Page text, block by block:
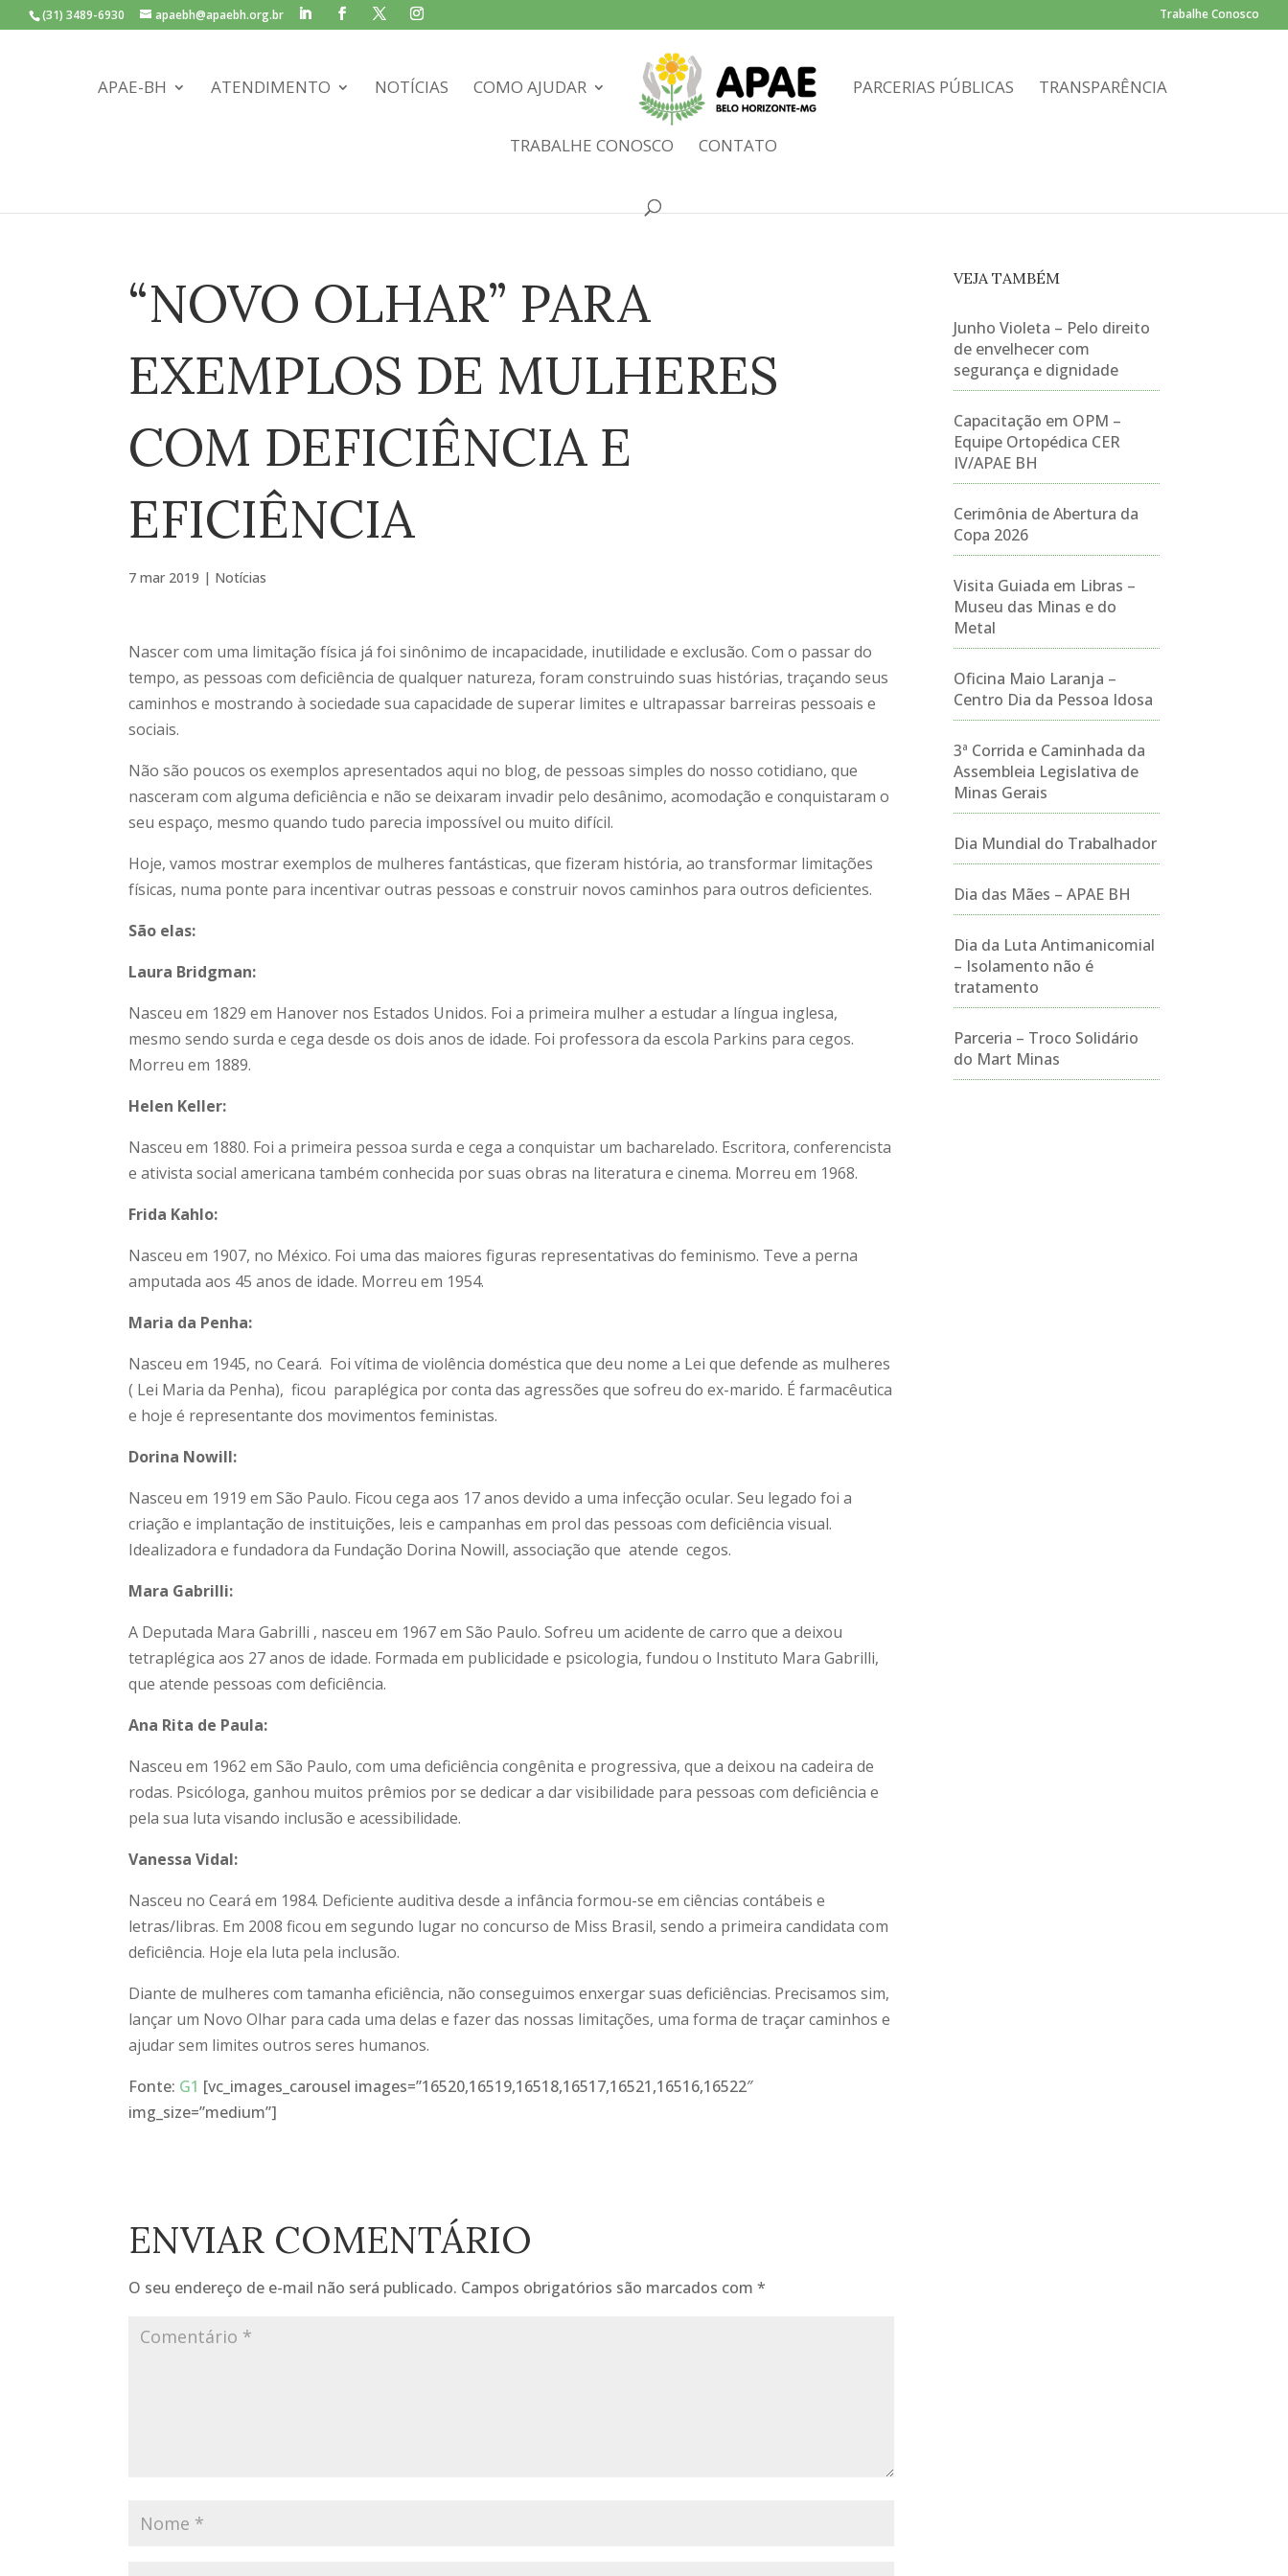
(31) 3489-6930 apaebh@apaebh.org.br Trabalhe Conosco
APAE-BH ATENDIMENTO NOTÍCIAS COMO AJUDAR PARCERIAS PÚBLICAS TRANSPARÊNCIA
TRABALHE CONOSCO CONTATO
“NOVO OLHAR” PARA
EXEMPLOS DE MULHERES
COM DEFICIÊNCIA E
EFICIÊNCIA
7 mar 2019 | Notícias
Nascer com uma limitação física já foi sinônimo de incapacidade, inutilidade e exclusão. Com o passar do
tempo, as pessoas com deficiência de qualquer natureza, foram construindo suas histórias, traçando seus
caminhos e mostrando à sociedade sua capacidade de superar limites e ultrapassar barreiras pessoais e
sociais.
Não são poucos os exemplos apresentados aqui no blog, de pessoas simples do nosso cotidiano, que
nasceram com alguma deficiência e não se deixaram invadir pelo desânimo, acomodação e conquistaram o
seu espaço, mesmo quando tudo parecia impossível ou muito difícil.
Hoje, vamos mostrar exemplos de mulheres fantásticas, que fizeram história, ao transformar limitações
físicas, numa ponte para incentivar outras pessoas e construir novos caminhos para outros deficientes.
São elas:
Laura Bridgman:
Nasceu em 1829 em Hanover nos Estados Unidos. Foi a primeira mulher a estudar a língua inglesa,
mesmo sendo surda e cega desde os dois anos de idade. Foi professora da escola Parkins para cegos.
Morreu em 1889.
Helen Keller:
Nasceu em 1880. Foi a primeira pessoa surda e cega a conquistar um bacharelado. Escritora, conferencista
e ativista social americana também conhecida por suas obras na literatura e cinema. Morreu em 1968.
Frida Kahlo:
Nasceu em 1907, no México. Foi uma das maiores figuras representativas do feminismo. Teve a perna
amputada aos 45 anos de idade. Morreu em 1954.
Maria da Penha:
Nasceu em 1945, no Ceará. Foi vítima de violência doméstica que deu nome a Lei que defende as mulheres
( Lei Maria da Penha), ficou paraplégica por conta das agressões que sofreu do ex-marido. É farmacêutica
e hoje é representante dos movimentos feministas.
Dorina Nowill:
Nasceu em 1919 em São Paulo. Ficou cega aos 17 anos devido a uma infecção ocular. Seu legado foi a
criação e implantação de instituições, leis e campanhas em prol das pessoas com deficiência visual.
Idealizadora e fundadora da Fundação Dorina Nowill, associação que atende cegos.
Mara Gabrilli:
A Deputada Mara Gabrilli , nasceu em 1967 em São Paulo. Sofreu um acidente de carro que a deixou
tetraplégica aos 27 anos de idade. Formada em publicidade e psicologia, fundou o Instituto Mara Gabrilli,
que atende pessoas com deficiência.
Ana Rita de Paula:
Nasceu em 1962 em São Paulo, com uma deficiência congênita e progressiva, que a deixou na cadeira de
rodas. Psicóloga, ganhou muitos prêmios por se dedicar a dar visibilidade para pessoas com deficiência e
pela sua luta visando inclusão e acessibilidade.
Vanessa Vidal:
Nasceu no Ceará em 1984. Deficiente auditiva desde a infância formou-se em ciências contábeis e
letras/libras. Em 2008 ficou em segundo lugar no concurso de Miss Brasil, sendo a primeira candidata com
deficiência. Hoje ela luta pela inclusão.
Diante de mulheres com tamanha eficiência, não conseguimos enxergar suas deficiências. Precisamos sim,
lançar um Novo Olhar para cada uma delas e fazer das nossas limitações, uma forma de traçar caminhos e
ajudar sem limites outros seres humanos.
Fonte: G1 [vc_images_carousel images=”16520,16519,16518,16517,16521,16516,16522″
img_size=”medium”]
ENVIAR COMENTÁRIO
O seu endereço de e-mail não será publicado. Campos obrigatórios são marcados com*
VEJA TAMBÉM
Junho Violeta – Pelo direito
de envelhecer com
segurança e dignidade
Capacitação em OPM –
Equipe Ortopédica CER
IV/APAE BH
Cerimônia de Abertura da
Copa 2026
Visita Guiada em Libras –
Museu das Minas e do
Metal
Oficina Maio Laranja –
Centro Dia da Pessoa Idosa
3ª Corrida e Caminhada da
Assembleia Legislativa de
Minas Gerais
Dia Mundial do Trabalhador
Dia das Mães – APAE BH
Dia da Luta Antimanicomial
– Isolamento não é
tratamento
Parceria – Troco Solidário
do Mart Minas